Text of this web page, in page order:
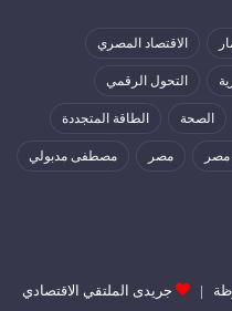
الاقتصاد المصري
التحول الرقمي
الصحة الطاقة المتجددة
مصر مصر مصطفى مدبولي
جريدى الملتقي الاقتصادي